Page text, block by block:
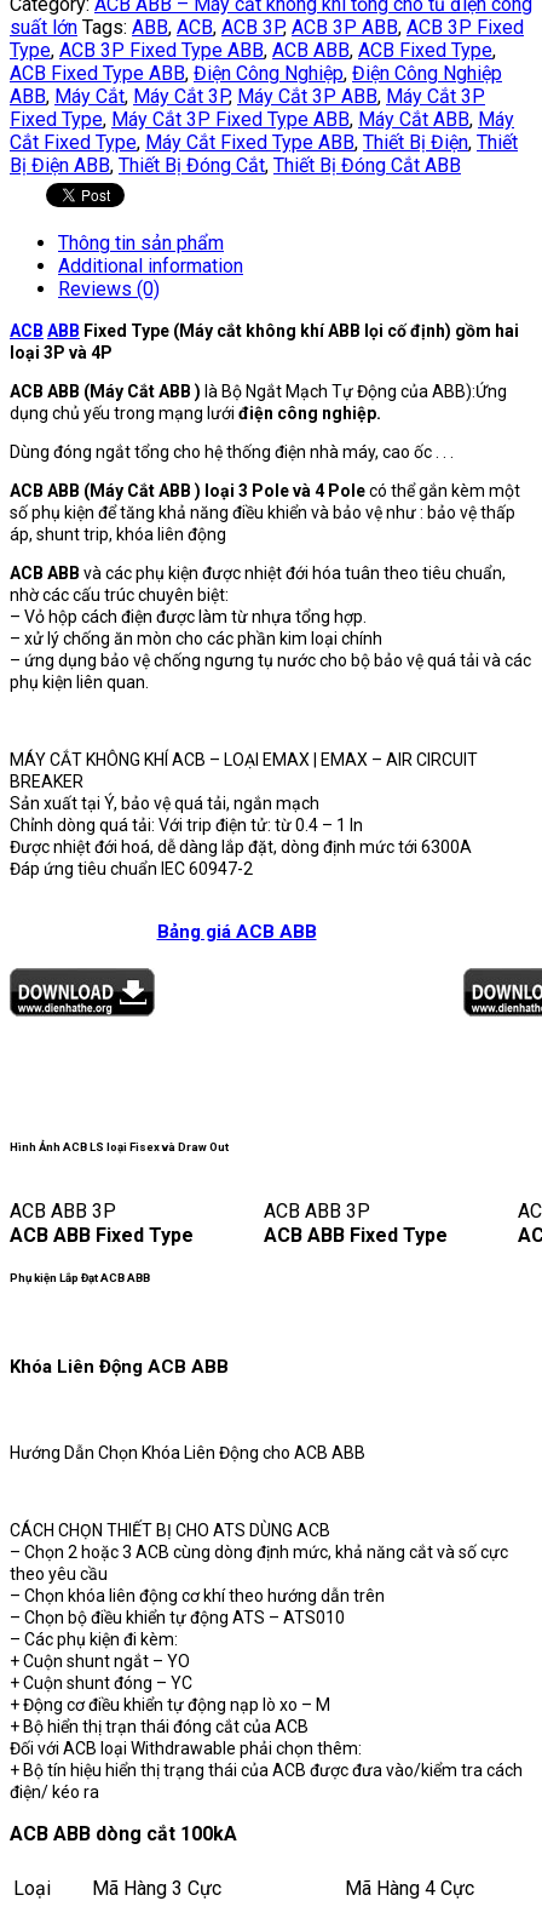
suất lớn Tags: ABB, ACB, ACB 3P, ACB 3P ABB, ACB 3P Fixed
Type, ACB 3P Fixed Type ABB, ACB ABB, ACB Fixed Type,
ACB Fixed Type ABB, Điện Công Nghiệp, Điện Công Nghiệp
ABB, Máy Cắt, Máy Cắt 3P, Máy Cắt 3P ABB, Máy Cắt 3P
Fixed Type, Máy Cắt 3P Fixed Type ABB, Máy Cắt ABB, Máy
Cắt Fixed Type, Máy Cắt Fixed Type ABB, Thiết Bị Điện, Thiết
Bị Điện ABB, Thiết Bị Đóng Cắt, Thiết Bị Đóng Cắt ABB
Thông tin sản phẩm
Additional information
Reviews (0)
ACB ABB Fixed Type (Máy cắt không khí ABB lọi cố định) gồm hai
loại 3P và 4P
ACB ABB (Máy Cắt ABB ) là Bộ Ngắt Mạch Tự Động của ABB):Ứng
dụng chủ yếu trong mạng lưới điện công nghiệp.
Dùng đóng ngắt tổng cho hệ thống điện nhà máy, cao ốc . . .
ACB ABB (Máy Cắt ABB ) loại 3 Pole và 4 Polecó thể gắn kèm một
số phụ kiện để tăng khả năng điều khiển và bảo vệ như : bảo vệ thấp
áp, shunt trip, khóa liên động
ACB ABB và các phụ kiện được nhiệt đới hóa tuân theo tiêu chuẩn,
nhờ các cấu trúc chuyên biệt:
– Vỏ hộp cách điện được làm từ nhựa tổng hợp.
– xử lý chống ăn mòn cho các phần kim loại chính
– ứng dụng bảo vệ chống ngưng tụ nước cho bộ bảo vệ quá tải và các
phụ kiện liên quan.
MÁY CẮT KHÔNG KHÍ ACB – LOẠI EMAX |
EMAX – AIR CIRCUIT
BREAKER
Sản xuất tại Ý, bảo vệ quá tải, ngắn mạch
Chỉnh dòng quá tải: Với trip điện tử: từ 0.4 – 1 In
Được nhiệt đới hoá, dễ dàng lắp đặt, dòng định mức tới 6300A
Đáp ứng tiêu chuẩn IEC 60947-2
Bảng giá ACB ABB
Hình Ảnh ACB LS loại Fisex và Draw Out
ACB ABB 3P ACB ABB 3P
ACB ABB Fixed Type
ACB ABB Fixed Type
Phụ kiện Lắp Đạt ACB ABB
Khóa Liên Động ACB ABB
Hướng Dẫn Chọn Khóa Liên Động cho ACB ABB
CÁCH CHỌN THIẾT BỊ CHO ATS DÙNG ACB
– Chọn 2 hoặc 3 ACB cùng dòng định mức, khả năng cắt và số cực
theo yêu cầu
– Chọn khóa liên động cơ khí theo hướng dẫn trên
– Chọn bộ điều khiển tự động ATS – ATS010
– Các phụ kiện đi kèm:
+ Cuộn shunt ngắt – YO
+ Cuộn shunt đóng – YC
+ Động cơ điều khiển tự động nạp lò xo – M
+ Bộ hiển thị trạn thái đóng cắt của ACB
Đối với ACB loại Withdrawable phải chọn thêm:
+ Bộ tín hiệu hiển thị trạng thái của ACB được đưa vào/kiểm tra cách
điện/ kéo ra
ACB ABB dòng cắt 100kA
Loại Mã Hàng 3 Cực
Mã Hàng 4 Cực